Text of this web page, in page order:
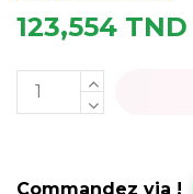
123,554 TND